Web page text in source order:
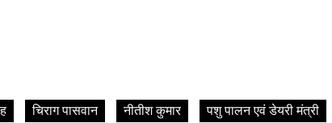
चिराग पासवान नीतीश कुमार पशु पालन एवं डेयरी मंत्री